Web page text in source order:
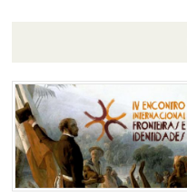
Pular
para
o
conteúdo